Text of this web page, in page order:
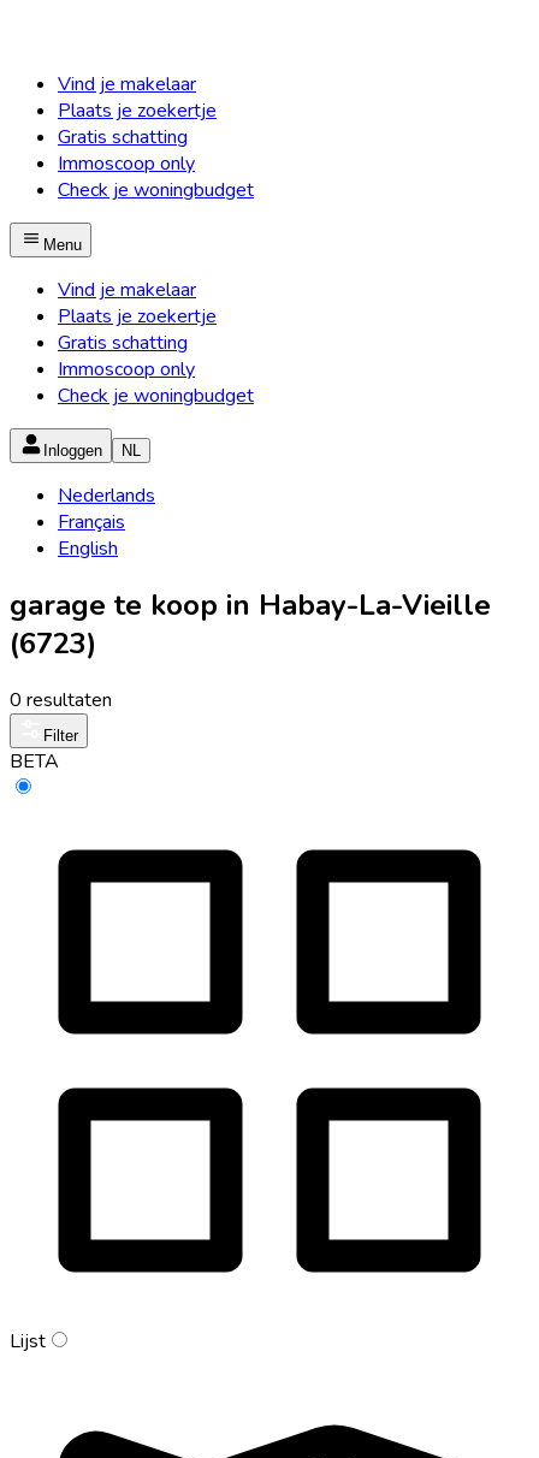
Vind je makelaar
Plaats je zoekertje
Gratis schatting
Immoscoop only
Check je woningbudget
Menu
Vind je makelaar
Plaats je zoekertje
Gratis schatting
Immoscoop only
Check je woningbudget
Inloggen NL
Nederlands
Français
English
garage te koop in Habay-La-Vieille
(6723)
0 resultaten
Filter
BETA
Lijst